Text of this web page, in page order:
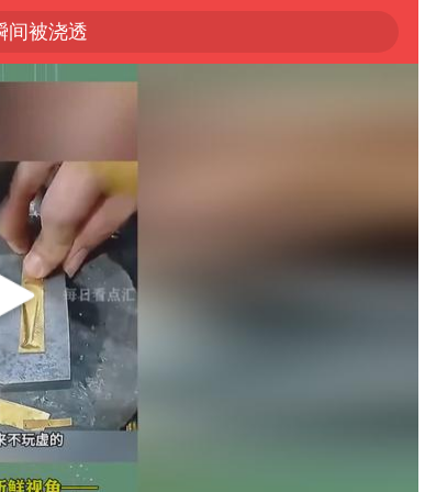
间被浇透
海
35万元
车收费
退款
党组副书记、董事宋致远被查
起
元
人气爆棚